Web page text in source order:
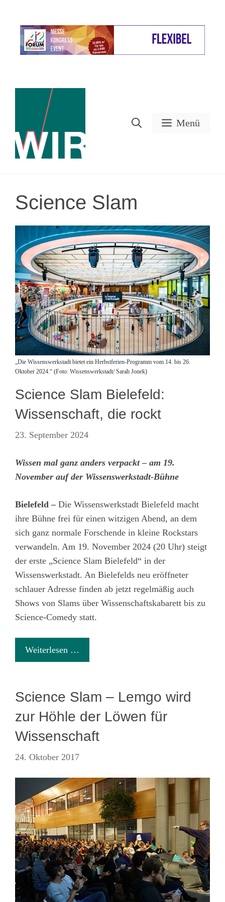
springen
Menü
Science Slam
„Die Wissenswerkstadt bietet ein Herbstferien-Programm vom 14. bis 26.
Oktober 2024.“ (Foto: Wissenswerkstadt/ Sarah Jonek)
Science Slam Bielefeld:
Wissenschaft, die rockt
23. September 2024
Wissen mal ganz anders verpackt – am 19.
November auf der Wissenswerkstadt-Bühne
Bielefeld –Die Wissenswerkstadt Bielefeld macht
ihre Bühne frei für einen witzigen Abend, an dem
sich ganz normale Forschende in kleine Rockstars
verwandeln. Am 19. November 2024 (20 Uhr) steigt
der erste „Science Slam Bielefeld“ in der
Wissenswerkstadt. An Bielefelds neu eröffneter
schlauer Adresse finden ab jetzt regelmäßig auch
Shows von Slams über Wissenschaftskabarett bis zu
Science-Comedy statt.
Weiterlesen …
Science Slam – Lemgo wird
zur Höhle der Löwen für
Wissenschaft
24. Oktober 2017